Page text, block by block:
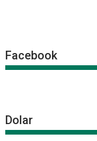
Facebook
Dolar